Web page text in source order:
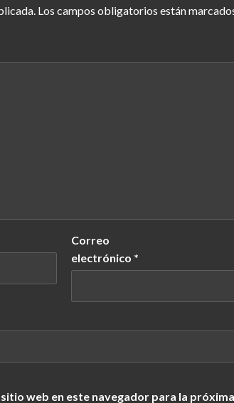
Los campos obligatorios están
Correo
electrónico *
web en este navegador para la próxima